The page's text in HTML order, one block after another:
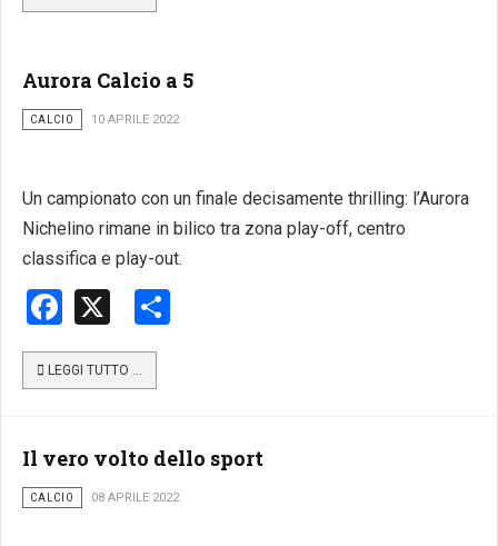
Aurora Calcio a 5
CALCIO 10 APRILE 2022
Un campionato con un finale decisamente thrilling: l’Aurora
Nichelino rimane in bilico tra zona play-off, centro
classifica e play-out.
Facebook
LEGGI TUTTO …
Il vero volto dello sport
CALCIO 08 APRILE 2022